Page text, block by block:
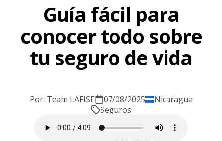
Guía fácil para
conocer todo sobre
tu seguro de vida
Por: Team LAFISE 07/08/2025
Nicaragua
Seguros